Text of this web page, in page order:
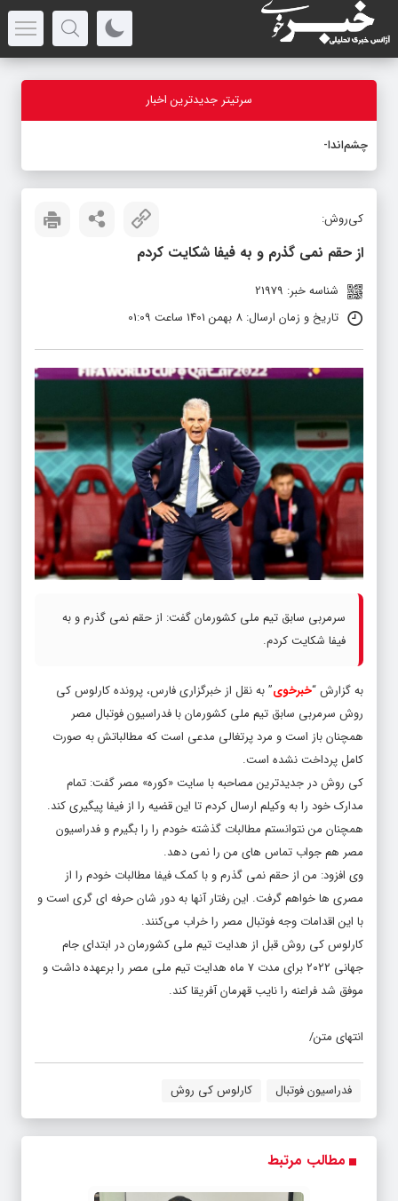
سرتیتر جدیدترین اخبار
چشم‌انداز استر
کی‌روش:
از حقم نمی گذرم و به فیفا شکایت کردم
شناسه خبر: 21979
تاریخ و زمان ارسال: 8 بهمن 1401 ساعت 01:09
سرمربی سابق تیم ملی کشورمان گفت: از حقم نمی گذرم و به
فیفا شکایت کردم.
به گزارش “خبرخوی” به نقل از خبرگزاری فارس، پرونده کارلوس کی
روش سرمربی سابق تیم ملی کشورمان با فدراسیون فوتبال مصر
همچنان باز است و مرد پرتغالی مدعی است که مطالباتش به صورت
کامل پرداخت نشده است.
کی روش در جدیدترین مصاحبه با سایت «کوره» مصر گفت: تمام
مدارک خود را به وکیلم ارسال کردم تا این قضیه را از فیفا پیگیری کند.
همچنان من نتوانستم مطالبات گذشته خودم را را بگیرم و فدراسیون
مصر هم جواب تماس های من را نمی دهد.
وی افزود: من از حقم نمی گذرم و با کمک فیفا مطالبات خودم را از
مصری ها خواهم گرفت. این رفتار آنها به دور شان حرفه ای گری است و
با این اقدامات وجه فوتبال مصر را خراب می‌کنند.
کارلوس کی روش قبل از هدایت تیم ملی کشورمان در ابتدای جام
جهانی ۲۰۲۲ برای مدت ۷ ماه هدایت تیم ملی مصر را برعهده داشت و
موفق شد فراعنه را نایب قهرمان آفریقا کند.
انتهای متن/
فدراسیون فوتبال کارلوس کی روش
مطالب مرتبط